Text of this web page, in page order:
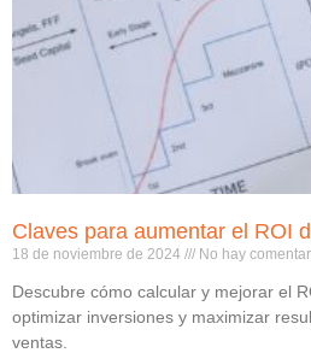
Claves para aumentar el ROI
18 de noviembre de 2024 No hay
Descubre cómo calcular y mejorar el
optimizar inversiones y maximizar
ventas.